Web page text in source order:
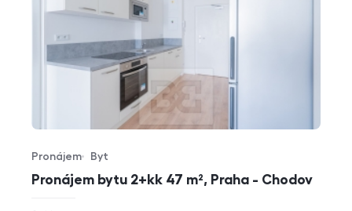
Pronájem bytu 2+kk 47 m², Praha - Chodov
Typ nabídky
Pronájem
Typ nemovitosti
Byt